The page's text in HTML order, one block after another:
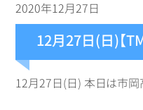
2020年12月27日
12月27日(日)【
12月27日(日) 本日は市岡